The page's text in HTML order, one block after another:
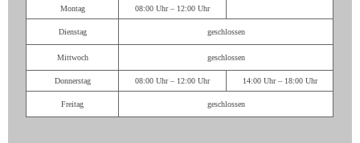
Montag 08:00 Uhr – 12:00 Uhr
Dienstag geschlossen
Mittwoch geschlossen
Donnerstag 08:00 Uhr – 12:00 Uhr 14:00 Uhr – 18:00 Uhr
Freitag geschlossen